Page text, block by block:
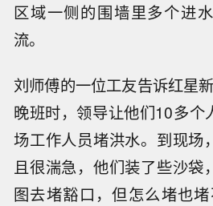
区域一侧的围墙里多个进
流。
刘师傅的一位工友告诉红星
晚班时，领导让他们10多个
场工作人员堵洪水。到现场
且很湍急，他们装了些沙袋
图去堵豁口，但怎么堵也